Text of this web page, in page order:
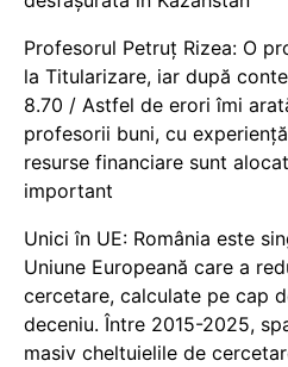
Profesorul Petruț Rizea: O
la Titularizare, iar după
8.70 / Astfel de erori îmi
profesorii buni, cu
resurse financiare sunt
important
Unici în UE: România este
Uniune Europeană care a
cercetare, calculate pe cap
deceniu. Între 2015-2025,
masiv cheltuielile de